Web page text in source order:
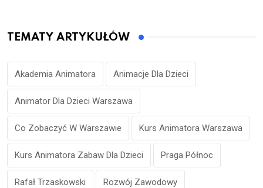
TEMATY ARTYKUŁÓW
Akademia Animatora Animacje Dla Dzieci
Animator Dla Dzieci Warszawa
Co Zobaczyć W Warszawie Kurs Animatora Warszawa
Kurs Animatora Zabaw Dla Dzieci Praga Północ
Rafał Trzaskowski Rozwój Zawodowy